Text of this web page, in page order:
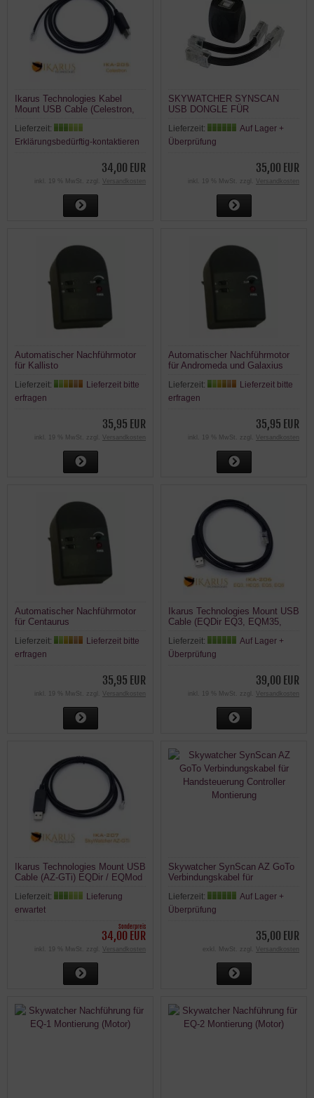
Ikarus Technologies Kabel
Mount USB Cable (Celestron,
Lieferzeit:
Erklärungsbedürftig-kontaktieren
34,00 EUR
inkl. 19 % MwSt. zzgl. Versandkosten
SKYWATCHER SYNSCAN
USB DONGLE FÜR
Lieferzeit:
Auf Lager +
Überprüfung
35,00 EUR
inkl. 19 % MwSt. zzgl. Versandkosten
Automatischer Nachführmotor
für Kallisto
Lieferzeit:
Lieferzeit bitte
erfragen
35,95 EUR
inkl. 19 % MwSt. zzgl. Versandkosten
Automatischer Nachführmotor
für Andromeda und Galaxius
Lieferzeit:
Lieferzeit bitte
erfragen
35,95 EUR
inkl. 19 % MwSt. zzgl. Versandkosten
Automatischer Nachführmotor
für Centaurus
Lieferzeit:
Lieferzeit bitte
erfragen
35,95 EUR
inkl. 19 % MwSt. zzgl. Versandkosten
Ikarus Technologies Mount USB
Cable (EQDir EQ3, EQM35,
AZEQ6GT, EQ8) EQMod
Lieferzeit:
Auf Lager +
Überprüfung
39,00 EUR
inkl. 19 % MwSt. zzgl. Versandkosten
Ikarus Technologies Mount USB
Cable (AZ-GTi) EQDir / EQMod
Lieferzeit:
Lieferung
erwartet
Sonderpreis
34,00 EUR
inkl. 19 % MwSt. zzgl. Versandkosten
Skywatcher SynScan AZ GoTo
Verbindungskabel für
Montierung
Lieferzeit:
Auf Lager +
Überprüfung
35,00 EUR
exkl. MwSt. zzgl. Versandkosten